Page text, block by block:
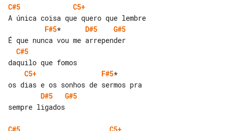
C#5
C5+
F#5* D#5
G#5
C#5
C5+
F#5*
D#5
G#5
sempre ligados